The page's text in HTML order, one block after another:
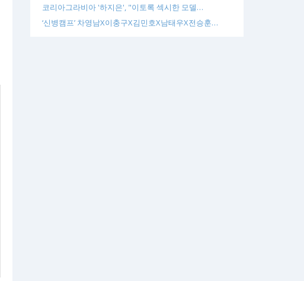
코리아그라비아 '하지은', "이토록 섹시한 모델…
‘신병캠프’ 차영남X이충구X김민호X남태우X전승훈…